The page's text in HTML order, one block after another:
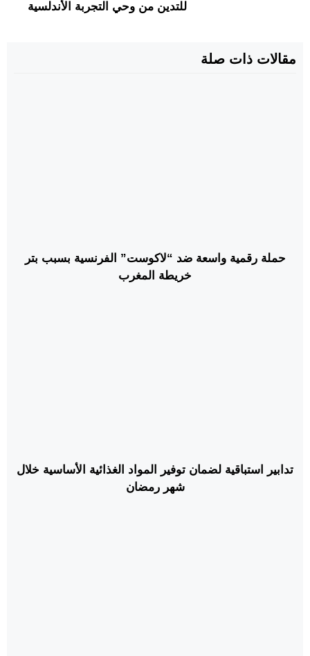
للتدين من وحي التجربة الأندلسية
مقالات ذات صلة
حملة رقمية واسعة ضد “لاكوست” الفرنسية بسبب بتر
خريطة المغرب
تدابير استباقية لضمان توفير المواد الغذائية الأساسية خلال
شهر رمضان